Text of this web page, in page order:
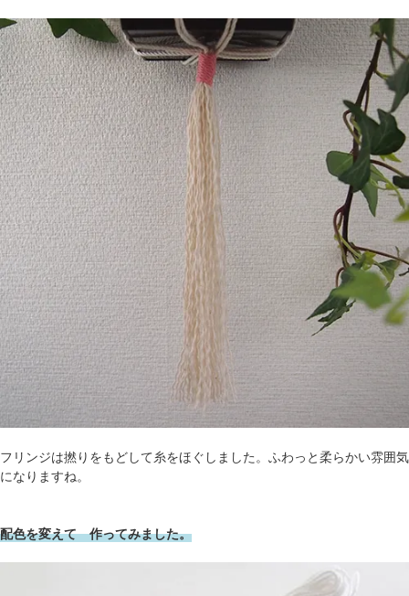
フリンジは撚りをもどして糸をほぐしました。ふわっと柔らかい雰囲気
になりますね。
配色を変えて 作ってみました。